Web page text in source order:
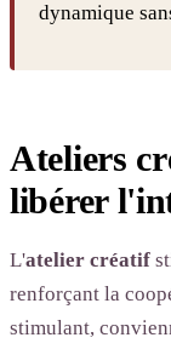
dynamique
Ateliers
libérer
L'atelier créatif
renforçant la
stimulant,